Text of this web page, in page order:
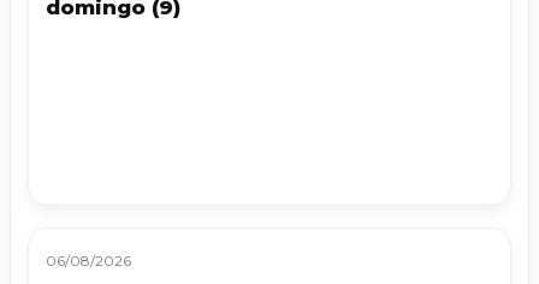
domingo (9)
06/08/2026